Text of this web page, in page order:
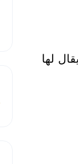
لها